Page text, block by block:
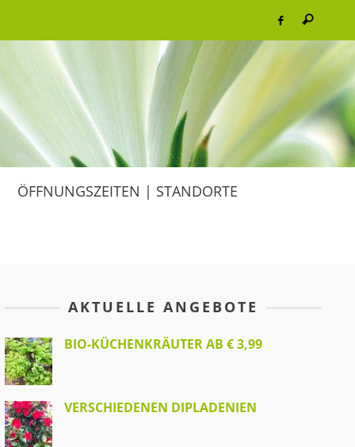
ÖFFNUNGSZEITEN | STANDORTE
AKTUELLE ANGEBOTE
BIO-KÜCHENKRÄUTER AB € 3,99
VERSCHIEDENEN DIPLADENIEN